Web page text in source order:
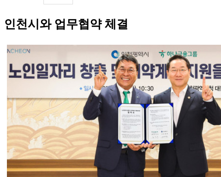
인천시와 업무협약 체결